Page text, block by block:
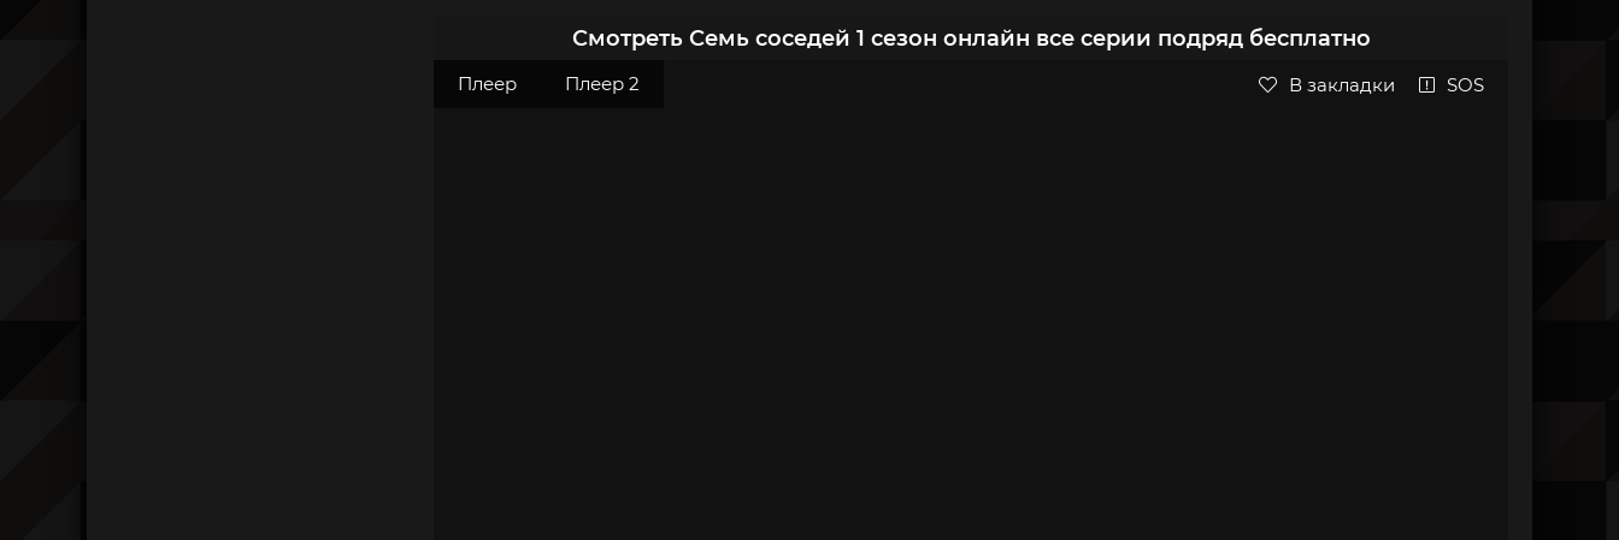
Смотреть Семь соседей 1 сезон онлайн все серии подряд бесплатно
Плеер Плеер 2 В закладки SOS